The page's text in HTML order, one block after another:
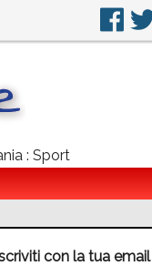
: Sport
con la tua email